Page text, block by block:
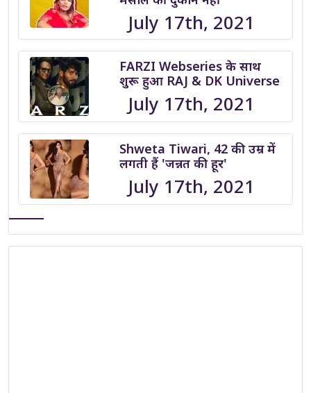
July 17th, 2021
FARZI Webseries के साथ
शुरू हुआ RAJ & DK Universe
July 17th, 2021
Shweta Tiwari, 42 की उम्र में
लगती हैं 'जन्नत की हूर'
July 17th, 2021